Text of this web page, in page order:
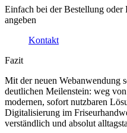
Einfach bei der Bestellung
angeben
Kontakt
Fazit
Mit der neuen Webanwendung
deutlichen Meilenstein: weg
modernen, sofort nutzbaren
Digitalisierung im
verständlich und absolut